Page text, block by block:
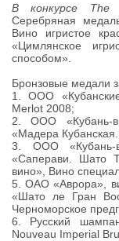
В конкурсе The
Серебряная
Вино игристое
«Цимлянское
способом».
Бронзовые медали
1. ООО
Merlot 2008;
2. ООО «Кубань-
«Мадера
3. ООО «Кубань-
«Саперави. Шато
вино», Вино
5. ОАО «Аврора»,
«Шато ле Гран
Черноморское
6. Русский
Nouveau Imperial